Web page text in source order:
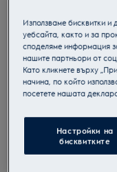
M3KCD201
котлен
Използваме бисквитки и
уебсайта, както и за
споделяме информация
нашите партньори от
Като кликнете върху
начина, по който
посетете нашата
Настройки на
бисквитките